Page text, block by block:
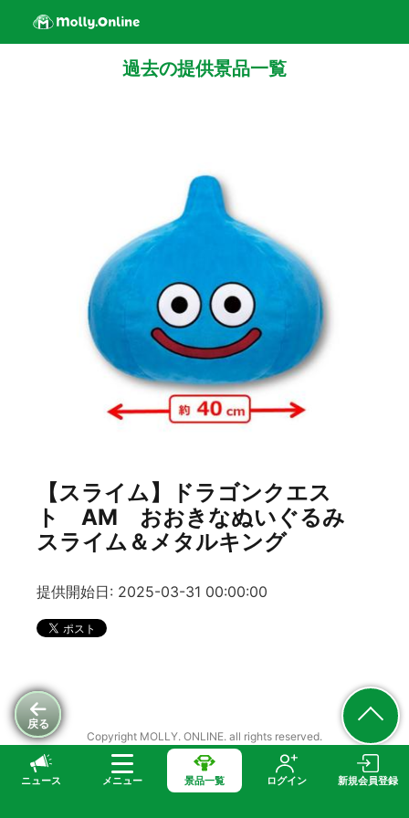
ニュース メニュー 景品一覧 ログイン 新規会員登録
戻る
過去の提供景品一覧
【スライム】ドラゴンクエス
ト AM おおきなぬいぐるみ
スライム＆メタルキング
提供開始日: 2025-03-31 00:00:00
Copyright MOLLY. ONLINE. all rights reserved.